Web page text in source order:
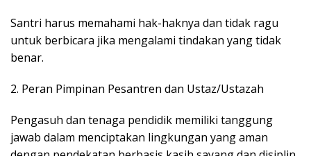
Santri harus memahami hak-haknya dan tidak ragu
untuk berbicara jika mengalami tindakan yang tidak
benar.
2. Peran Pimpinan Pesantren dan Ustaz/Ustazah
Pengasuh dan tenaga pendidik memiliki tanggung
jawab dalam menciptakan lingkungan yang aman